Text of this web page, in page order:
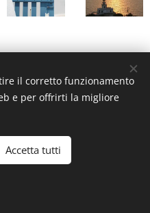
il corretto funzionamento
e per offrirti la migliore
Accetta tutti